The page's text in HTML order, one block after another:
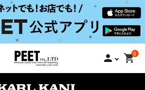
person 0
shopping_cart